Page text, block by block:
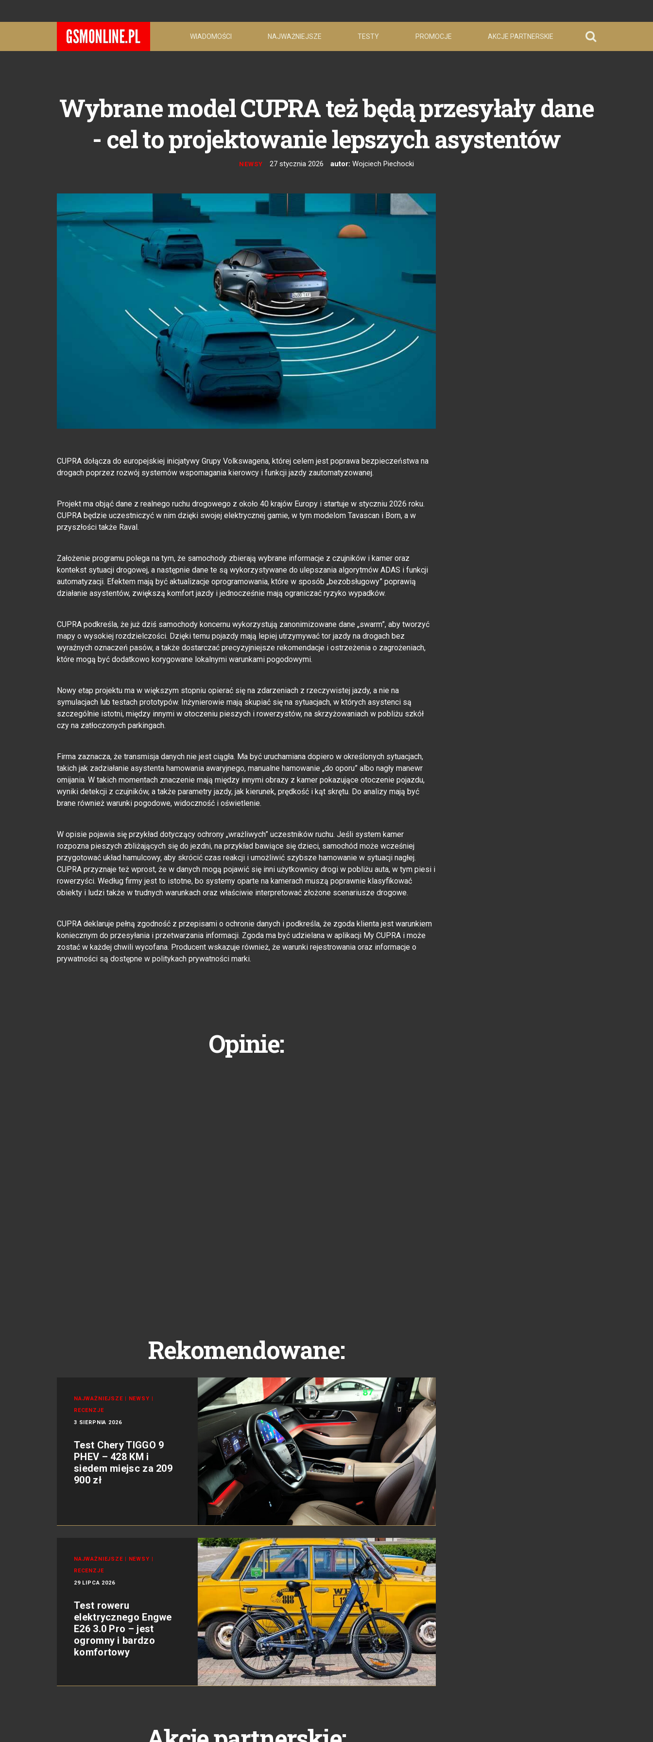
WIADOMOŚCI NAJWAŻNIEJSZE TESTY PROMOCJE AKCJE PARTNERSKIE
Wybrane model CUPRA też będą przesyłały dane
- cel to projektowanie lepszych asystentów
NEWSY 27 stycznia 2026 autor: Wojciech Piechocki
CUPRA dołącza do europejskiej inicjatywy Grupy Volkswagena, której celem jest poprawa bezpieczeństwa na
drogach poprzez rozwój systemów wspomagania kierowcy i funkcji jazdy zautomatyzowanej.
Projekt ma objąć dane z realnego ruchu drogowego z około 40 krajów Europy i startuje w styczniu 2026 roku.
CUPRA będzie uczestniczyć w nim dzięki swojej elektrycznej gamie, w tym modelom Tavascan i Born, a w
przyszłości także Raval.
Założenie programu polega na tym, że samochody zbierają wybrane informacje z czujników i kamer oraz
kontekst sytuacji drogowej, a następnie dane te są wykorzystywane do ulepszania algorytmów ADAS i funkcji
automatyzacji. Efektem mają być aktualizacje oprogramowania, które w sposób „bezobsługowy” poprawią
działanie asystentów, zwiększą komfort jazdy i jednocześnie mają ograniczać ryzyko wypadków.
CUPRA podkreśla, że już dziś samochody koncernu wykorzystują zanonimizowane dane „swarm”, aby tworzyć
mapy o wysokiej rozdzielczości. Dzięki temu pojazdy mają lepiej utrzymywać tor jazdy na drogach bez
wyraźnych oznaczeń pasów, a także dostarczać precyzyjniejsze rekomendacje i ostrzeżenia o zagrożeniach,
które mogą być dodatkowo korygowane lokalnymi warunkami pogodowymi.
Nowy etap projektu ma w większym stopniu opierać się na zdarzeniach z rzeczywistej jazdy, a nie na
symulacjach lub testach prototypów. Inżynierowie mają skupiać się na sytuacjach, w których asystenci są
szczególnie istotni, między innymi w otoczeniu pieszych i rowerzystów, na skrzyżowaniach w pobliżu szkół
czy na zatłoczonych parkingach.
Firma zaznacza, że transmisja danych nie jest ciągła. Ma być uruchamiana dopiero w określonych sytuacjach,
takich jak zadziałanie asystenta hamowania awaryjnego, manualne hamowanie „do oporu” albo nagły manewr
omijania. W takich momentach znaczenie mają między innymi obrazy z kamer pokazujące otoczenie pojazdu,
wyniki detekcji z czujników, a także parametry jazdy, jak kierunek, prędkość i kąt skrętu. Do analizy mają być
brane również warunki pogodowe, widoczność i oświetlenie.
W opisie pojawia się przykład dotyczący ochrony „wrażliwych” uczestników ruchu. Jeśli system kamer
rozpozna pieszych zbliżających się do jezdni, na przykład bawiące się dzieci, samochód może wcześniej
przygotować układ hamulcowy, aby skrócić czas reakcji i umożliwić szybsze hamowanie w sytuacji nagłej.
CUPRA przyznaje też wprost, że w danych mogą pojawić się inni użytkownicy drogi w pobliżu auta, w tym piesi i
rowerzyści. Według firmy jest to istotne, bo systemy oparte na kamerach muszą poprawnie klasyfikować
obiekty i ludzi także w trudnych warunkach oraz właściwie interpretować złożone scenariusze drogowe.
CUPRA deklaruje pełną zgodność z przepisami o ochronie danych i podkreśla, że zgoda klienta jest warunkiem
koniecznym do przesyłania i przetwarzania informacji. Zgoda ma być udzielana w aplikacji My CUPRA i może
zostać w każdej chwili wycofana. Producent wskazuje również, że warunki rejestrowania oraz informacje o
prywatności są dostępne w politykach prywatności marki.
Opinie:
Rekomendowane:
NAJWAŻNIEJSZE | NEWSY |
RECENZJE
3 SIERPNIA 2026
Test Chery TIGGO 9
PHEV – 428 KM i
siedem miejsc za 209
900 zł
NAJWAŻNIEJSZE | NEWSY |
RECENZJE
29 LIPCA 2026
Test roweru
elektrycznego Engwe
E26 3.0 Pro – jest
ogromny i bardzo
komfortowy